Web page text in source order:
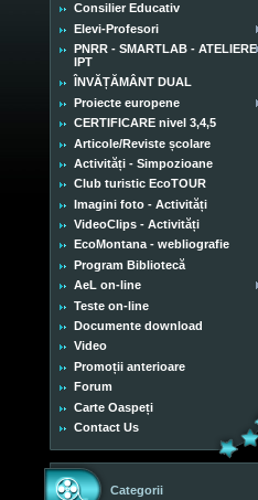
Consilier Educativ
Elevi-Profesori
PNRR - SMARTLAB - ATELIERE
IPT
ÎNVĂȚĂMÂNT DUAL
Proiecte europene
CERTIFICARE nivel 3,4,5
Articole/Reviste școlare
Activități - Simpozioane
Club turistic EcoTOUR
Imagini foto - Activități
VideoClips - Activități
EcoMontana - webliografie
Program Bibliotecă
AeL on-line
Teste on-line
Documente download
Video
Promoții anterioare
Forum
Carte Oaspeți
Contact Us
Categorii